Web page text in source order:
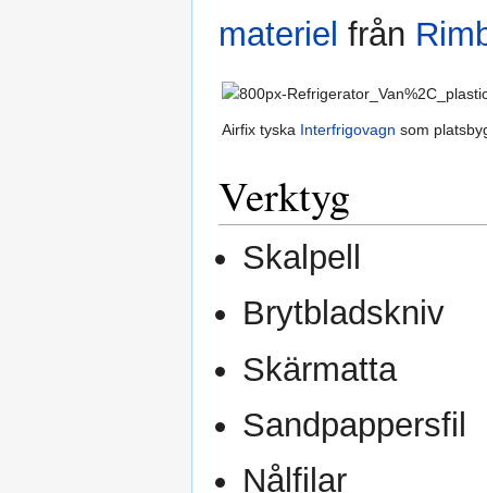
materiel från
Airfix tyska Interfrigovagn som
Verktyg
Skalpell
Brytbladskniv
Skärmatta
Sandpappersfil
Nålfilar